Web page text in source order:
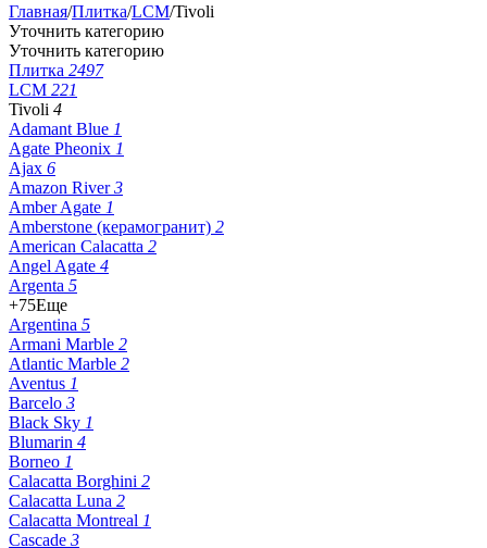
Главная/Плитка/LCM/Tivoli
Уточнить категорию
Уточнить категорию
Плитка 2497
LCM 221
Tivoli 4
Adamant Blue 1
Agate Pheonix 1
Ajax 6
Amazon River3
Amber Agate 1
Amberstone (керамогранит) 2
American Calacatta 2
Angel Agate 4
Argenta 5
+75Еще
Argentina 5
Armani Marble 2
Atlantic Marble 2
Aventus 1
Barcelo 3
Black Sky 1
Blumarin 4
Borneo 1
Calacatta Borghini 2
Calacatta Luna 2
Calacatta Montreal 1
Cascade 3